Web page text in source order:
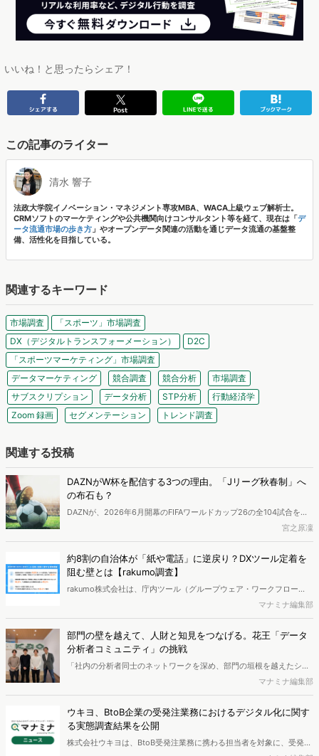
いいね！と思ったらシェア！
この記事のライター
清水 響子
法政大学院イノベーション・マネジメント専攻MBA、WACA上級ウェブ解析士。
CRMソフトのマーケティングや公共機関向けコンサルタント等を経て、現在は「デ
ータ流通市場の歩き方 」やオープンデータ関連の活動を通じデータ流通の基盤整
備、活性化を目指している。
関連するキーワード
市場調査
「スポーツ」市場調査
DX（デジタルトランスフォーメーション）
D2C
「スポーツマーケティング」市場調査
データマーケティング
競合調査 競合分析
市場調査
サブスクリプション
データ分析 STP分析
行動経済学
Zoom 録画
セグメンテーション トレンド調査
関連する投稿
DAZNがW杯を配信する3つの理由。「Jリーグ秋春制」へ
の布石も？
DAZNが、2026年6月開幕のFIFAワールドカップ26の全104試合をラ
イブ配信すると発表し、大きな話題を集めています。日本代表戦の無
料配信も予定されており、W杯はテレビで見るものという常識が変わ
りつつあります。近年は、スポーツの大型大会をめぐって配信サービ
ス各社の動きが活発になっています。この記事では、DAZNがW杯配
信に踏み切った背景をデータから読み解きます。
宮之原凜
約8割の自治体が「紙や電話」に逆戻り？DXツール定着を
阻む壁とは【rakumo調査】
rakumo株式会社は、庁内ツール（グループウェア・ワークフロー
等）を導入済みの自治体において、DX推進や情報システム管理、ツー
ルの導入・運用・活用に責任者または担当者として携わっている方を
対象に、自治体DXにおける庁内ツールの活用・定着に関する実態調査
を実施し、結果を公開しました。
マナミナ編集部
部門の壁を越えて、人財と知見をつなげる。花王「データ
分析者コミュニティ」の挑戦
「社内の分析者同士のネットワークを深め、部門の垣根を越えたシナ
ジーを生み出したい」そんな思いを背景に、花王では部門横断型の
「データ分析者コミュニティ」の取り組みが進められてきました。若
手メンバーを中心に活動しているこの取り組みは、今や180名規模の
イベントを生み出すまでに成長しています。今回はコミュニティ運営
に携わる菅原氏、成島氏、松永氏、清野氏にインタビュー。コミュニ
ティ誕生の背景や、軌道に乗せるまでの取り組み、今後の展望などを
マナミナ編集部
ウキヨ、BtoB企業の受発注業務におけるデジタル化に関す
る実態調査結果を公開
株式会社ウキヨは、BtoB受発注業務に携わる担当者を対象に、受発注